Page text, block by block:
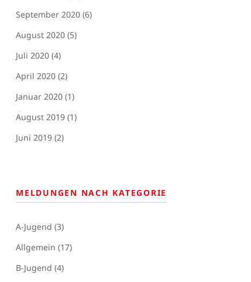
September 2020 (6)
August 2020 (5)
Juli 2020 (4)
April 2020 (2)
Januar 2020 (1)
August 2019 (1)
Juni 2019 (2)
MELDUNGEN NACH KATEGORIE
A-Jugend (3)
Allgemein (17)
B-Jugend (4)